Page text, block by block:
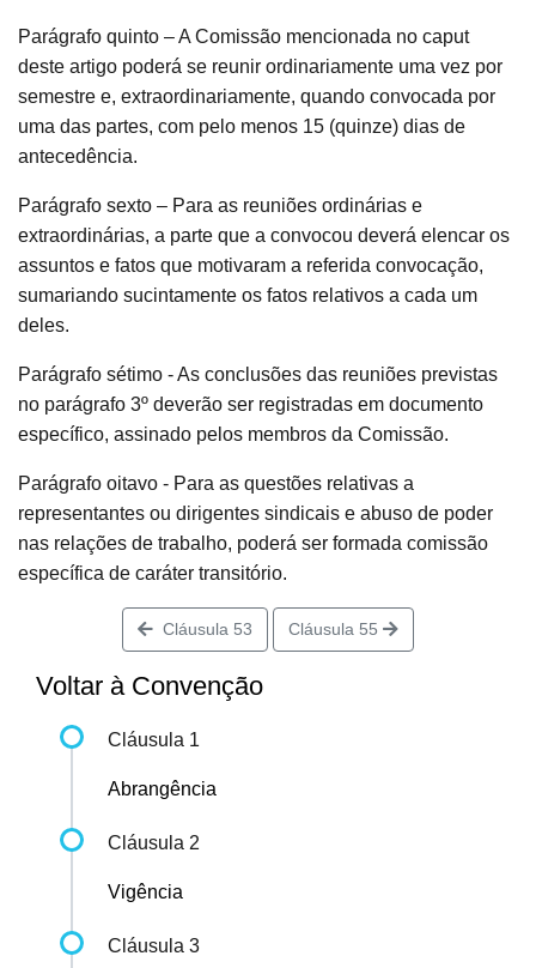
Parágrafo quinto – A Comissão mencionada no caput
deste artigo poderá se reunir ordinariamente uma vez por
semestre e, extraordinariamente, quando convocada por
uma das partes, com pelo menos 15 (quinze) dias de
antecedência.
Parágrafo sexto – Para as reuniões ordinárias e
extraordinárias, a parte que a convocou deverá elencar os
assuntos e fatos que motivaram a referida convocação,
sumariando sucintamente os fatos relativos a cada um
deles.
Parágrafo sétimo - As conclusões das reuniões previstas
no parágrafo 3º deverão ser registradas em documento
específico, assinado pelos membros da Comissão.
Parágrafo oitavo - Para as questões relativas a
representantes ou dirigentes sindicais e abuso de poder
nas relações de trabalho, poderá ser formada comissão
específica de caráter transitório.
Cláusula 53 Cláusula 55
Voltar à Convenção
Cláusula 1
Abrangência
Cláusula 2
Vigência
Cláusula 3